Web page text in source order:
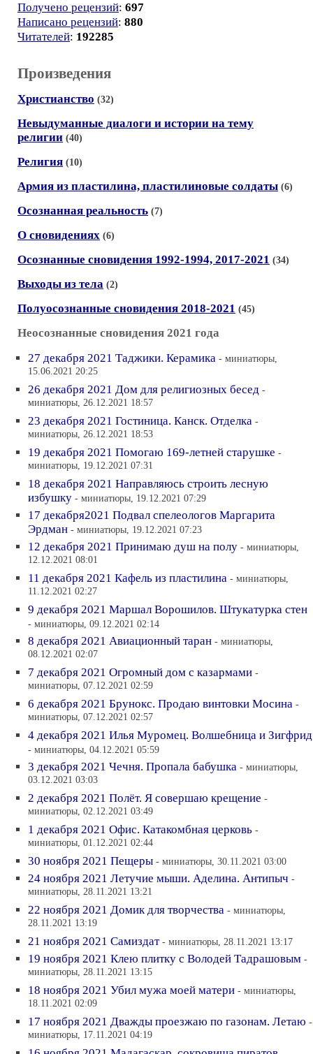
Получено рецензий: 697
Написано рецензий: 880
Читателей: 192285
Произведения
Христианство (32)
Невыдуманные диалоги и истории на тему
религии (40)
Религия (10)
Армия из пластилина, пластилиновые солдаты (6)
Осознанная реальность (7)
О сновидениях (6)
Осознанные сновидения 1992-1994, 2017-2021 (34)
Выходы из тела (2)
Полуосознанные сновидения 2018-2021 (45)
Неосознанные сновидения 2021 года
27 декабря 2021 Таджики. Керамика - миниатюры,
15.06.2021 20:25
26 декабря 2021 Дом для религиозных бесед -
миниатюры, 26.12.2021 18:57
23 декабря 2021 Гостиница. Канск. Отделка -
миниатюры, 26.12.2021 18:53
19 декабря 2021 Помогаю 169-летней старушке -
миниатюры, 19.12.2021 07:31
18 декабря 2021 Направляюсь строить лесную
избушку - миниатюры, 19.12.2021 07:29
17 декабря2021 Подвал спелеологов Маргарита
Эрдман - миниатюры, 19.12.2021 07:23
12 декабря 2021 Принимаю душ на полу - миниатюры,
12.12.2021 08:01
11 декабря 2021 Кафель из пластилина - миниатюры,
11.12.2021 02:27
9 декабря 2021 Маршал Ворошилов. Штукатурка стен
- миниатюры, 09.12.2021 02:14
8 декабря 2021 Авиационный таран - миниатюры,
08.12.2021 02:07
7 декабря 2021 Огромный дом с казармами -
миниатюры, 07.12.2021 02:59
6 декабря 2021 Брунокс. Продаю винтовки Мосина -
миниатюры, 07.12.2021 02:57
4 декабря 2021 Илья Муромец. Волшебница и Зигфрид
- миниатюры, 04.12.2021 05:59
3 декабря 2021 Чечня. Пропала бабушка - миниатюры,
03.12.2021 03:03
2 декабря 2021 Полёт. Я совершаю крещение -
миниатюры, 02.12.2021 03:49
1 декабря 2021 Офис. Катакомбная церковь -
миниатюры, 01.12.2021 02:44
30 ноября 2021 Пещеры - миниатюры, 30.11.2021 03:00
24 ноября 2021 Летучие мыши. Аделина. Антипыч -
миниатюры, 28.11.2021 13:21
22 ноября 2021 Домик для творчества - миниатюры,
28.11.2021 13:19
21 ноября 2021 Самиздат - миниатюры, 28.11.2021 13:17
19 ноября 2021 Клею плитку с Володей Тадрашовым -
миниатюры, 28.11.2021 13:15
18 ноября 2021 Убил мужа моей матери - миниатюры,
18.11.2021 02:09
17 ноября 2021 Дважды проезжаю по газонам. Летаю -
миниатюры, 17.11.2021 04:19